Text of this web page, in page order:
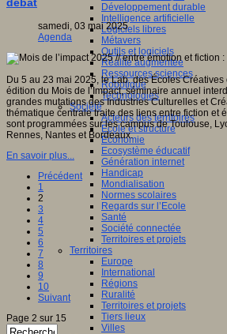
Développement durable
Intelligence artificielle
Logiciels libres
Métavers
Outils et logiciels
Réalité augmentée
Ressources sciences
Robotique
Technologies
Société
Acteurs des territoires
Ecole et structure
Economie
Ecosystème éducatif
Génération internet
Handicap
Mondialisation
Normes scolaires
Regards sur l’Ecole
Santé
Société connectée
Territoires et projets
Territoires
Europe
International
Régions
Ruralité
Territoires et projets
Tiers lieux
Villes
débat
samedi, 03 mai 2025
Agenda
Du 5 au 23 mai 2025, le Lab. des Écoles
édition du Mois de l’Impact, séminaire annuel
grandes mutations des Industries Culturelles et
thématique centrale traite des liens entre fiction et
sont programmées sur les campus de Toulouse,
Rennes, Nantes et Bordeaux.
En savoir plus...
Précédent
1
2
3
4
5
6
7
8
9
10
Suivant
Page 2 sur 15